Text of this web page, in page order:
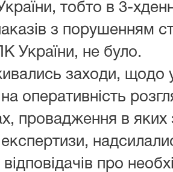
тобто в 3-
з порушенням
України, не було.
заходи, щодо
оперативність
провадження в
про